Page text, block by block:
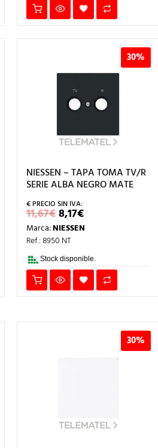
30%
NIESSEN – TAPA TOMA TV/R
SERIE ALBA NEGRO MATE
11,67€EL
PRECIO
ORIGINAL
ERA:
11,67€.
8,17€EL
PRECIO
ACTUAL
8,17€.
Marca:NIESSEN
Ref.: 8950 NT
Stock disponible.
30%